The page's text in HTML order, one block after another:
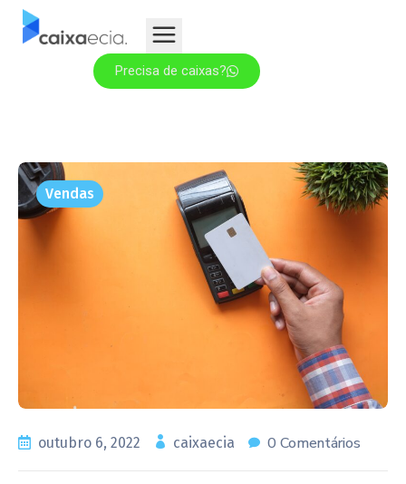
Precisa de caixas?
Vendas
outubro 6, 2022 caixaecia 0 Comentários